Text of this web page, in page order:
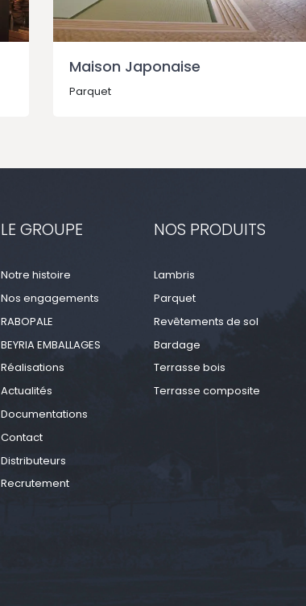
Maison Japonaise
Parquet
LE GROUPE
Notre histoire
Nos engagements
RABOPALE
BEYRIA EMBALLAGES
Réalisations
Actualités
Documentations
Contact
Distributeurs
Recrutement
NOS PRODUITS
Lambris
Parquet
Revêtements de sol
Bardage
Terrasse bois
Terrasse composite